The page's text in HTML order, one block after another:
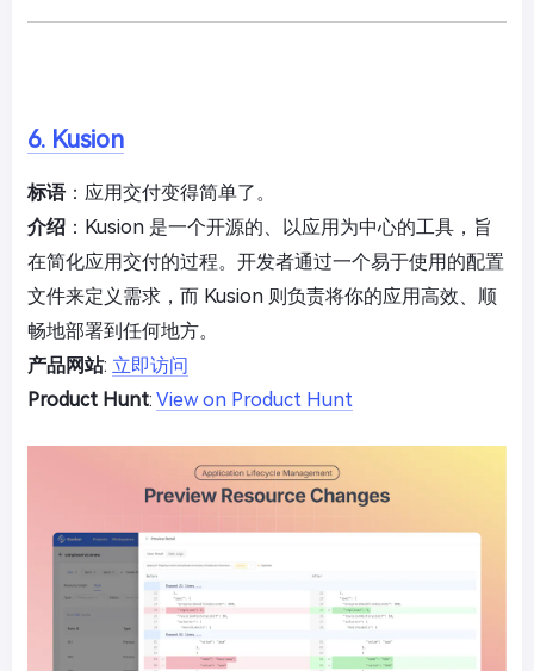
6. Kusion
标语：应用交付变得简单了。
介绍 ：Kusion 是一个开源的、以应用为中心的工具，旨
在简化应用交付的过程。开发者通过一个易于使用的配置
文件来定义需求，而 Kusion 则负责将你的应用高效、顺
畅地部署到任何地方。
产品网站: 立即访问
Product Hunt: View on Product Hunt